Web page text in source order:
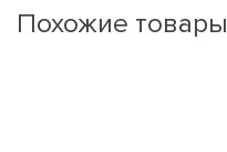
Похожие товары